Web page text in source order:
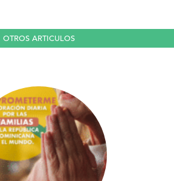
OTROS ARTICULOS